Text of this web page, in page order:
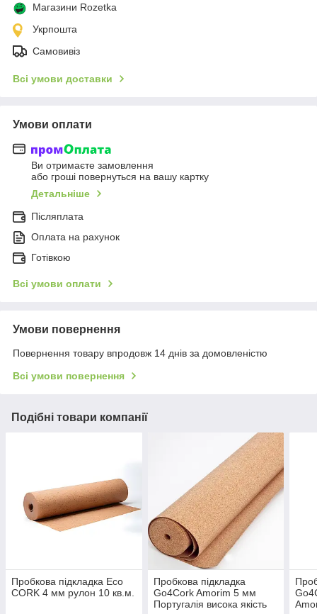
Магазини Rozetka
Укрпошта
Самовивіз
Всі умови доставки
Умови оплати
Ви отримаєте замовлення
або гроші повернуться на вашу картку
Детальніше
Післяплата
Оплата на рахунок
Готівкою
Всі умови оплати
Умови повернення
Повернення товару впродовж 14 днів за домовленістю
Всі умови повернення
Подібні товари компанії
Пробкова підкладка Eco
CORK 4 мм рулон 10 кв.м.
Пробкова підкладка
Go4Cork Amorim 5 мм
Португалія висока якість